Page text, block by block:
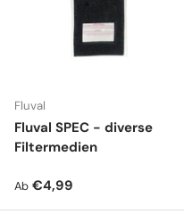
Fluval
Fluval SPEC - diverse
Filtermedien
Normaler Preis
Ab €4,99